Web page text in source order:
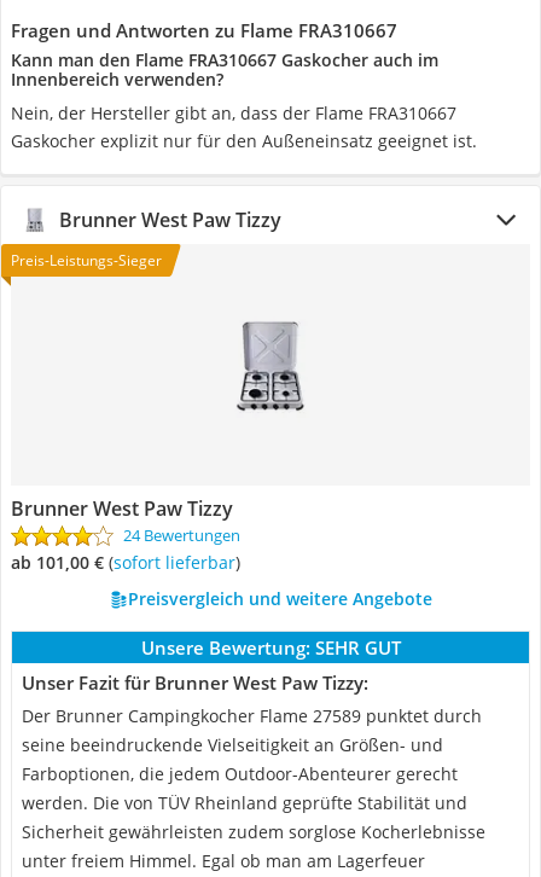
Fragen und Antworten zu Flame FRA310667
Kann man den Flame FRA310667 Gaskocher auch im
Innenbereich verwenden?
Nein, der Hersteller gibt an, dass der Flame FRA310667
Gaskocher explizit nur für den Außeneinsatz geeignet ist.
Brunner West Paw Tizzy
Preis-Leistungs-Sieger
Brunner West Paw Tizzy
24 Bewertungen
ab 101,00 € ( Sofort lieferbar)
Preisvergleich und weitere Angebote
Unsere Bewertung: SEHR GUT
Unser Fazit für Brunner West Paw Tizzy:
Der Brunner Campingkocher Flame 27589 punktet durch
seine beeindruckende Vielseitigkeit an Größen- und
Farboptionen, die jedem Outdoor-Abenteurer gerecht
werden. Die von TÜV Rheinland geprüfte Stabilität und
Sicherheit gewährleisten zudem sorglose Kocherlebnisse
unter freiem Himmel. Egal ob man am Lagerfeuer